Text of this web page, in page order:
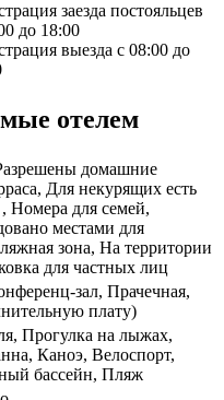
заезда постояльцев
до 18:00
выезда с 08:00 до
отелем
домашние
Для некурящих есть
Номера для семей,
местами для
зона, На территории
для частных лиц
зал, Прачечная,
плату)
Прогулка на лыжах,
Каноэ, Велоспорт,
бассейн, Пляж